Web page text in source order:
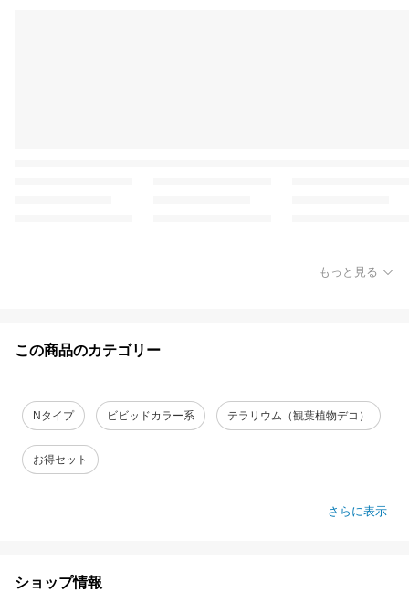
もっと見る
この商品のカテゴリー
Nタイプ ビビッドカラー系 テラリウム（観葉植物デコ）
お得セット
さらに表示
ショップ情報